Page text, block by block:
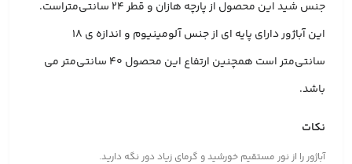
جنس شید این محصول از پارچه هازان و قطر 24 سانتی‌متراست.
این آباژور دارای پایه ای از جنس آلومینیوم و اندازه ی 18
سانتی‌متر است همچنین ارتفاع این محصول 40 سانتی‌متر می
باشد.
نکات
آباژور را از نور مستقیم خورشید و گرمای زیاد دور نگه دارید.